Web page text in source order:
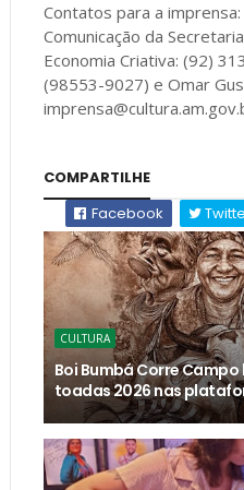
Contatos para a
Comunicação da
Economia Criativa: (92)
(98553-9027) e Omar
COMPARTILHE
Facebook
CULTURA
Boi Bumbá Corre
toadas 2026 nas